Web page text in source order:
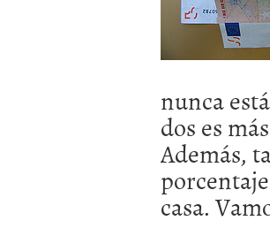
nunca
dos es
Además,
casa.